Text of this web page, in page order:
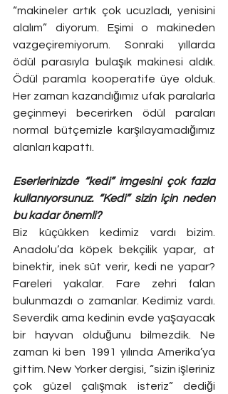
“makineler artık çok ucuzladı, yenisini
alalım” diyorum. Eşimi o makineden
vazgeçiremiyorum. Sonraki yıllarda
ödül parasıyla bulaşık makinesi aldık.
Ödül paramla kooperatife üye olduk.
Her zaman kazandığımız ufak paralarla
geçinmeyi becerirken ödül paraları
normal bütçemizle karşılayamadığımız
alanları kapattı.
Eserlerinizde “kedi” imgesini çok fazla
kullanıyorsunuz. “Kedi” sizin için neden
bu kadar önemli?
Biz küçükken kedimiz vardı bizim.
Anadolu’da köpek bekçilik yapar, at
binektir, inek süt verir, kedi ne yapar?
Fareleri yakalar. Fare zehri falan
bulunmazdı o zamanlar. Kedimiz vardı.
Severdik ama kedinin evde yaşayacak
bir hayvan olduğunu bilmezdik. Ne
zaman ki ben 1991 yılında Amerika’ya
gittim. New Yorker dergisi, “sizin işleriniz
çok güzel çalışmak isteriz” dediği